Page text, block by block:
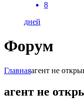
8
дней
Форум
Главнаяагент не
агент не